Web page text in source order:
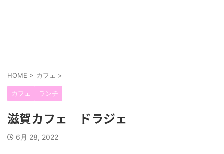
HOME > カフェ >
カフェ ランチ
滋賀カフェ ドラジェ
6月 28, 2022